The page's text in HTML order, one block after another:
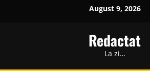
August 9, 2026
Redactat
La zi…